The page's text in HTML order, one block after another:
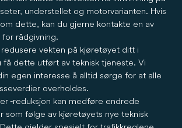
understellet og motorvarianten. Hvis
dette, kan du gjerne kontakte en av
rådgivning.
redusere vekten på kjøretøyet ditt i
få dette utført av teknisk tjeneste. Vi
egen interesse å alltid sørge for at alle
overholdes.
-reduksjon kan medføre endrede
som følge av kjøretøyets nye teknisk